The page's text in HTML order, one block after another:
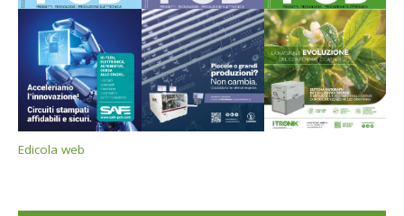
Edicola web